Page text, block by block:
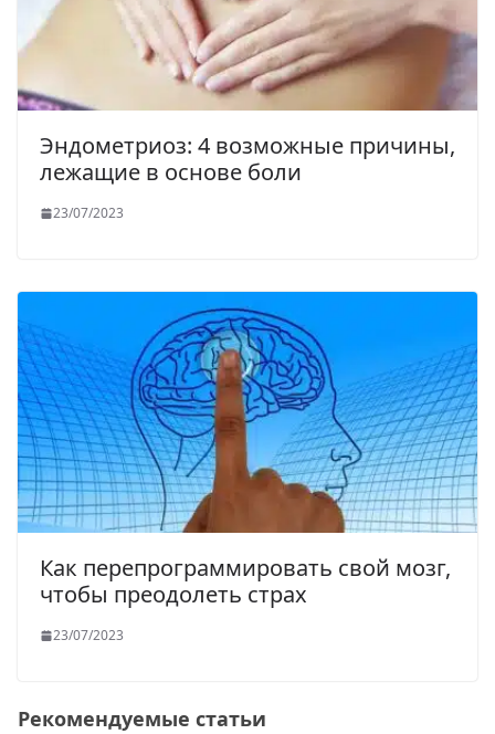
Эндометриоз: 4 возможные причины,
лежащие в основе боли
23/07/2023
Как перепрограммировать свой мозг,
чтобы преодолеть страх
23/07/2023
Рекомендуемые статьи